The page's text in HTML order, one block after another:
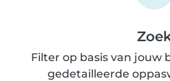
Filter op basis van jouw
gedetailleerde